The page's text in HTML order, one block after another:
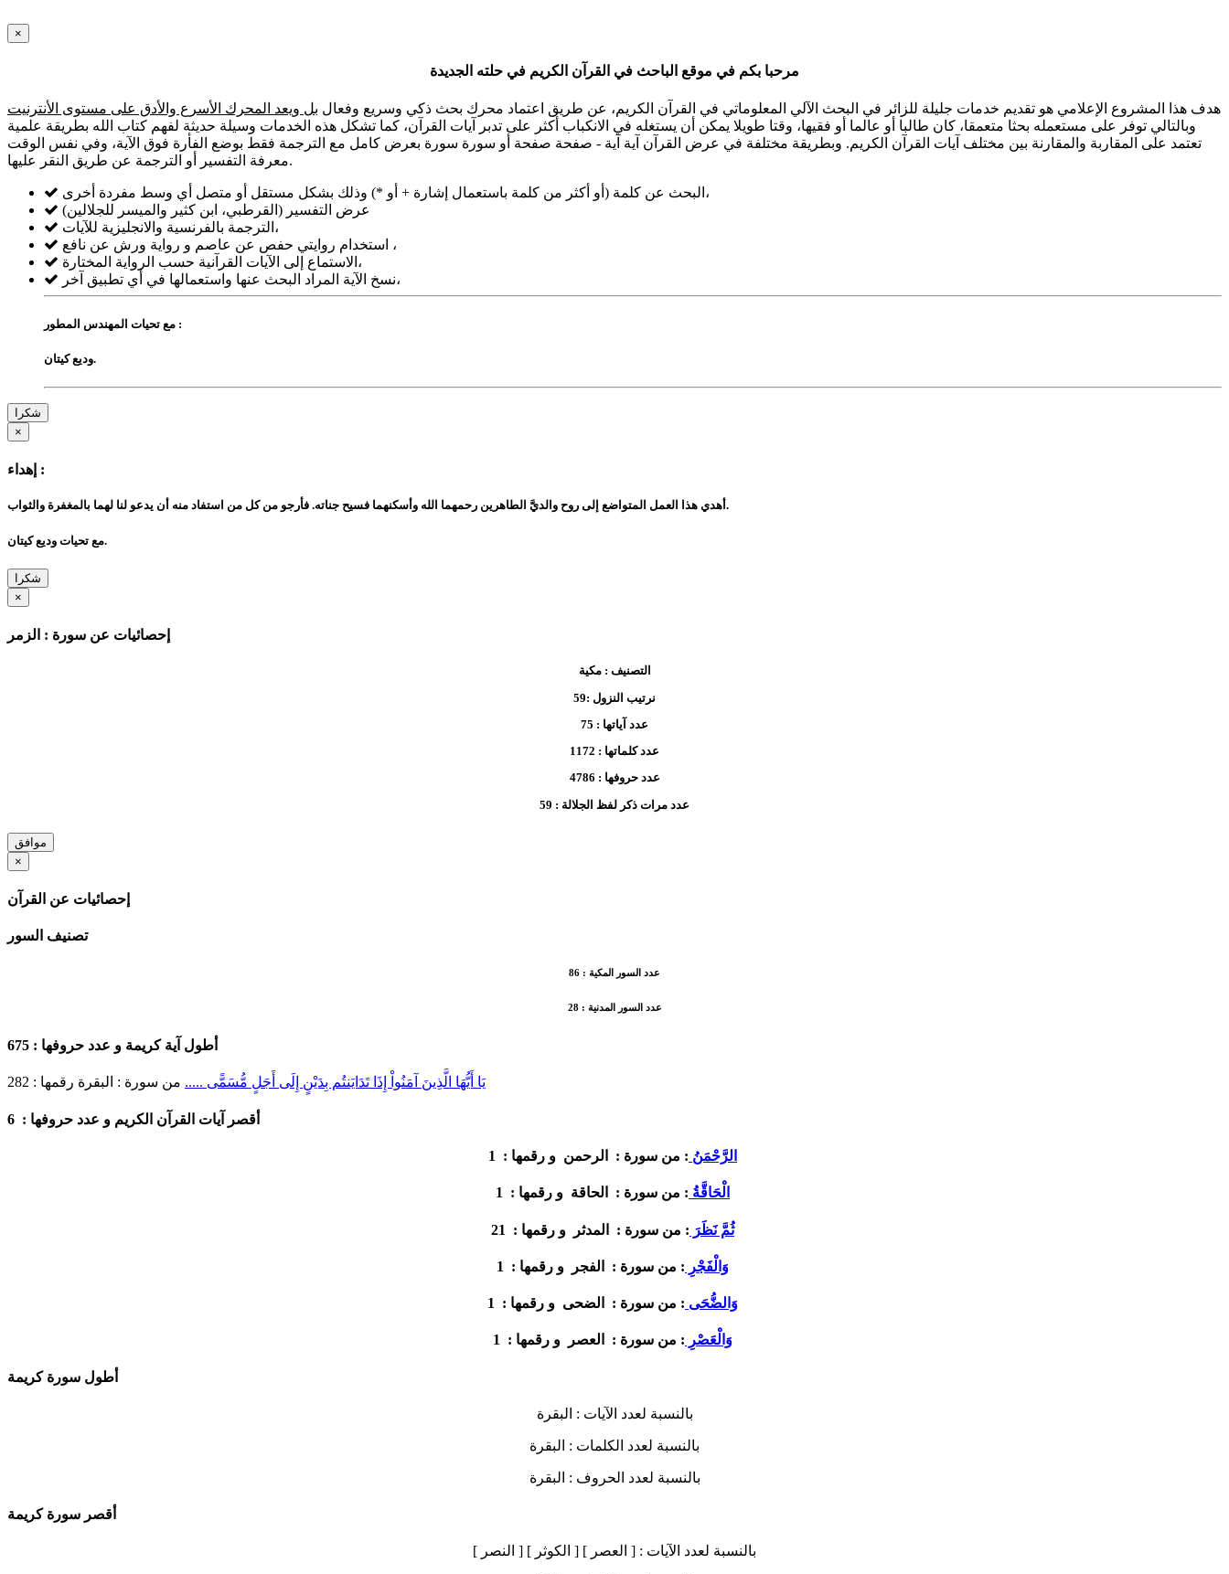
×
مرحبا بكم في موقع الباحث في القرآن الكريم في حلته الجديدة
هدف هذا المشروع الإعلامي هو تقديم خدمات جليلة للزائر في البحث الآلي المعلوماتي في القرآن الكريم، عن طريق اعتماد محرك بحث ذكي وسريع وفعال بل ويعد المحرك الأسرع والأدق على مستوى الأنترنيت
وبالتالي توفر على مستعمله بحثا متعمقا، كان طالبا أو عالما أو فقيها، وقتا طويلا يمكن أن يستغله في الانكباب أكثر على تدبر آيات القرآن، كما تشكل هذه الخدمات وسيلة حديثة لفهم كتاب الله بطريقة علمية
تعتمد على المقاربة والمقارنة بين مختلف آيات القرآن الكريم. وبطريقة مختلفة في عرض القرآن آية آية - صفحة صفحة أو سورة سورة بعرض كامل مع الترجمة فقط بوضع الفأرة فوق الآية، وفي نفس الوقت
معرفة التفسير أو الترجمة عن طريق النقر عليها.
البحث عن كلمة (أو أكثر من كلمة باستعمال إشارة + أو *) وذلك بشكل مستقل أو متصل أي وسط مفردة أخرى،
عرض التفسير (القرطبي، ابن كثير والميسر للجلالين)
الترجمة بالفرنسية والانجليزية للآيات،
استخدام روايتي حفص عن عاصم و رواية ورش عن نافع ،
الاستماع إلى الآيات القرآنية حسب الرواية المختارة،
نسخ الآية المراد البحث عنها واستعمالها في أي تطبيق آخر،
مع تحيات المهندس المطور :
وديع كيتان.
شكرا
×
إهداء :
أهدي هذا العمل المتواضع إلى روح والديَّ الطاهرين رحمهما الله وأسكنهما فسيح جناته. فأرجو من كل من استفاد منه أن يدعو لنا لهما بالمغفرة والثواب.
مع تحيات وديع كيتان.
شكرا
×
إحصائيات عن سورة : الزمر
التصنيف :مكية
نرتيب النزول :59
عدد آياتها : 75
عدد كلماتها : 1172
عدد حروفها : 4786
عدد مرات ذكر لفظ الجلالة : 59
موافق
×
إحصائيات عن القرآن
تصنيف السور
عدد السور المكية : 86
عدد السور المدنية :28
أطول آية كريمة و عدد حروفها : 675
يَا أَيُّهَا الَّذِينَ آمَنُواْ إِذَا تَدَايَنتُم بِدَيْنٍ إِلَى أَجَلٍ مُّسَمًّى ..... من سورة : البقرة رقمها : 282
أقصر آيات القرآن الكريم و عدد حروفها :
الرَّحْمَنُ : من سورة : الرحمن و رقمها :
الْحَاقَّةُ : من سورة : الحاقة و رقمها :
ثُمَّ نَظَرَ : من سورة : المدثر و رقمها : 21
وَالْفَجْرِ : من سورة : الفجر و رقمها :
وَالضُّحَى : من سورة : الضحى و رقمها :
وَالْعَصْرِ : من سورة : العصر و رقمها :
أطول سورة كريمة
بالنسبة لعدد الآيات : البقرة
بالنسبة لعدد الكلمات : البقرة
بالنسبة لعدد الحروف : البقرة
أقصر سورة كريمة
بالنسبة لعدد الآيات : [ العصر ] [ الكوثر ] [ النصر ]